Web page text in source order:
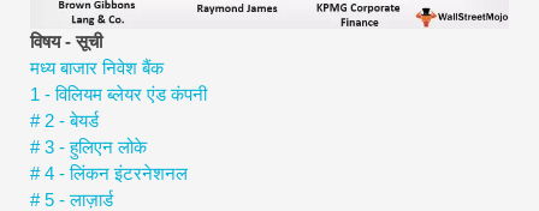
वित्तीय मॉडलिंग ट्यूटोरियल
पूर्ण प्रपत्र
जोखिम प्रबंधन ट्यूटोरियल
विषय - सूची
मध्य बाजार निवेश बैंक
1 - विलियम ब्लेयर एंड कंपनी
# 2 - बेयर्ड
# 3 - हुलिएन लोके
# 4 - लिंकन इंटरनेशनल
# 5 - लाज़ार्ड